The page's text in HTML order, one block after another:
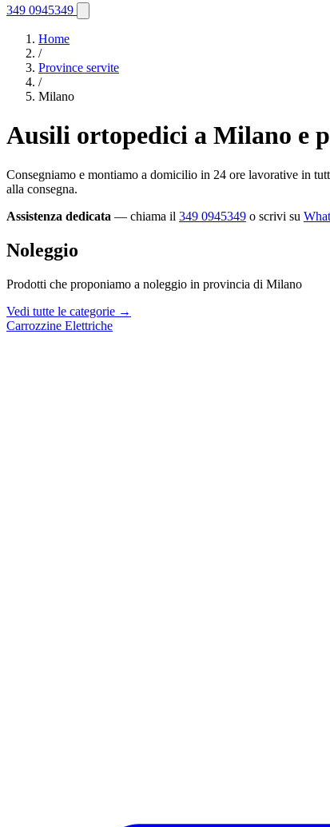
349 0945349
Home
/
Province servite
/
Milano
Ausili ortopedici a Milano e
Consegniamo e montiamo a domicilio in 24 ore lavorative in
alla consegna.
Assistenza dedicata — chiama il 349 0945349 o scrivi su
Noleggio
Prodotti che proponiamo a noleggio in provincia di Milano
Vedi tutte le categorie →
Carrozzine Elettriche